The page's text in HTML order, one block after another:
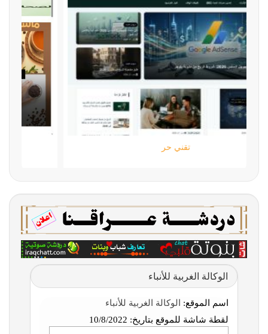
الوكالة الغربية للأنباء
اسم الموقع: الوكالة الغربية للأنباء
لقطة شاشة للموقع بتاريخ: